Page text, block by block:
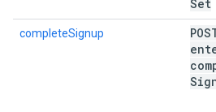
Set
completeSignup